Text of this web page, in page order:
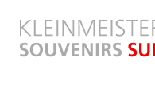
contenuto
principale